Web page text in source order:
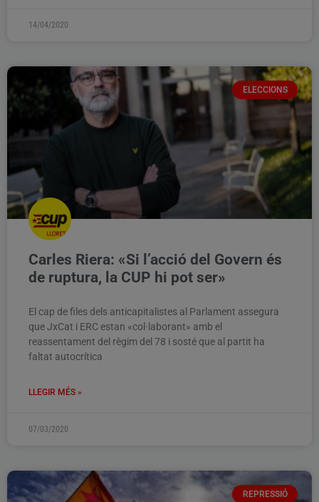
14/04/2020
ELECCIONS
Carles Riera: «Si l’acció del Govern és
de ruptura, la CUP hi pot ser»
El cap de files dels anticapitalistes al Parlament assegura
que JxCat i ERC estan «col·laborant» amb el
reassentament del règim del 78 i sosté que al partit ha
faltat autocrítica
LLEGIR MÉS »
07/03/2020
REPRESSIÓ